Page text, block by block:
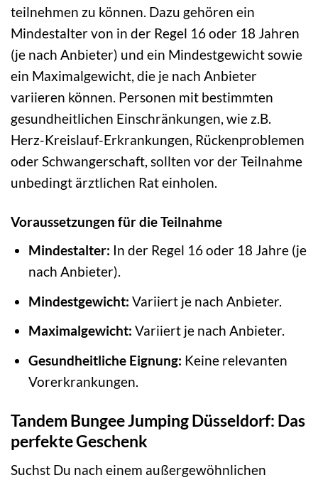
teilnehmen zu können. Dazu gehören ein
Mindestalter von in der Regel 16 oder 18 Jahren
(je nach Anbieter) und ein Mindestgewicht sowie
ein Maximalgewicht, die je nach Anbieter
variieren können. Personen mit bestimmten
gesundheitlichen Einschränkungen, wie z.B.
Herz-Kreislauf-Erkrankungen, Rückenproblemen
oder Schwangerschaft, sollten vor der Teilnahme
unbedingt ärztlichen Rat einholen.
Voraussetzungen für die Teilnahme
Mindestalter: In der Regel 16 oder 18 Jahre (je
nach Anbieter).
Mindestgewicht: Variiert je nach Anbieter.
Maximalgewicht: Variiert je nach Anbieter.
Gesundheitliche Eignung: Keine relevanten
Vorerkrankungen.
Tandem Bungee Jumping Düsseldorf: Das
perfekte Geschenk
Suchst Du nach einem außergewöhnlichen